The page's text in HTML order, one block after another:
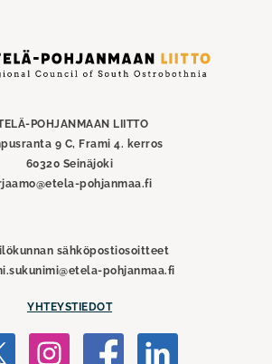
POHJANMAAN LIITTO
9 C, Frami 4. kerros
60320 Seinäjoki
pohjanmaa.fi
sähköpostiosoitteet
pohjanmaa.fi
YHTEYSTIEDOT